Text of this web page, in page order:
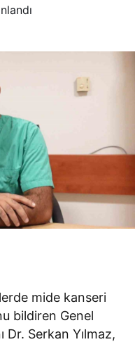
mide kanseri
bildiren Genel
Dr. Serkan Yılmaz,